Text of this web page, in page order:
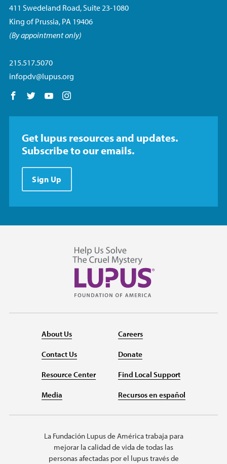
411 Swedeland Road, Suite 23-1080
King of Prussia, PA 19406
(By appointment only)
215.517.5070
infopdv@lupus.org
Follow us on Facebook
Follow us on Twitter
Follow us on YouTube
Get lupus resources and updates.
Subscribe to our emails.
Sign Up
About Us
Contact Us
Resource Center
Media
Careers
Donate
Find Local Support
Recursos en español
La Fundación Lupus de América trabaja para
mejorar la calidad de vida de todas las
personas afectadas por el lupus través de